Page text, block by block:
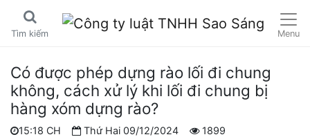
Tìm kiếm Menu
Có được phép dựng rào lối đi chung
không, cách xử lý khi lối đi chung bị
hàng xóm dựng rào?
15:18 CH Thứ Hai 09/12/2024 1899